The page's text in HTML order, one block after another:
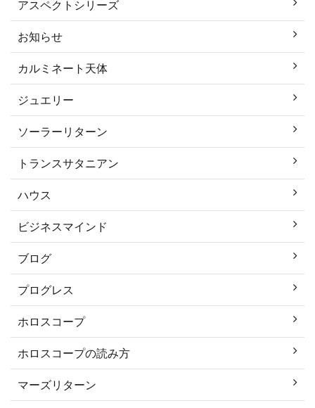
アスペクトシリーズ
お知らせ
カルミネート天体
ジュエリー
ソーラーリターン
トランスサタニアン
ハウス
ビジネスマインド
ブログ
プログレス
ホロスコープ
ホロスコープの読み方
マーズリターン